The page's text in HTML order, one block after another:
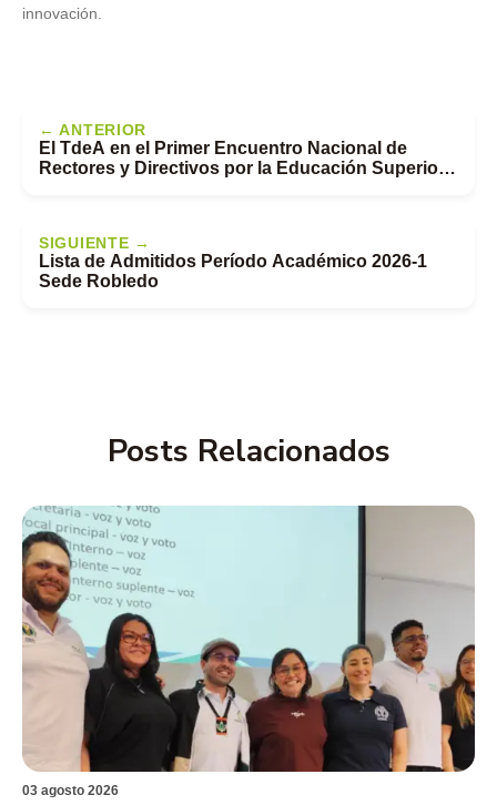
innovación.
← ANTERIOR
El TdeA en el Primer Encuentro Nacional de
Rectores y Directivos por la Educación Superior
SIGUIENTE →
Lista de Admitidos Período Académico 2026-1
Sede Robledo
Posts Relacionados
03 agosto 2026